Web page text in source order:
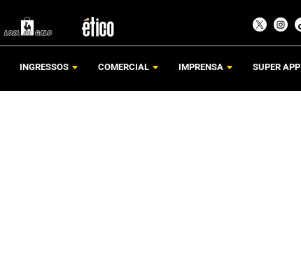
INGRESSOS COMERCIAL IMPRENSA SUPER APP